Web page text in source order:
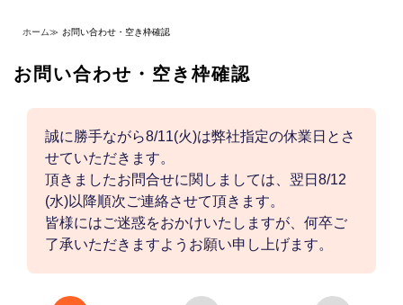
ホーム≫ お問い合わせ・空き枠確認
お問い合わせ・空き枠確認
誠に勝手ながら8/11(火)は弊社指定の休業日とさ
せていただきます。
頂きましたお問合せに関しましては、翌日8/12
(水)以降順次ご連絡させて頂きます。
皆様にはご迷惑をおかけいたしますが、何卒ご
了承いただきますようお願い申し上げます。